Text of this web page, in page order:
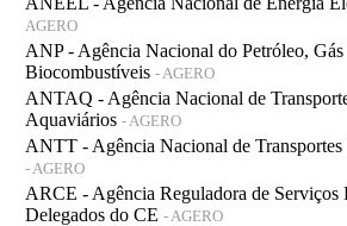
AGERO
ANP - Agência Nacional do Petróleo,
Biocombustíveis - AGERO
ANTAQ - Agência Nacional de
Aquaviários - AGERO
ANTT - Agência Nacional de Transportes
- AGERO
ARCE - Agência Reguladora de Serviços
Delegados do CE - AGERO